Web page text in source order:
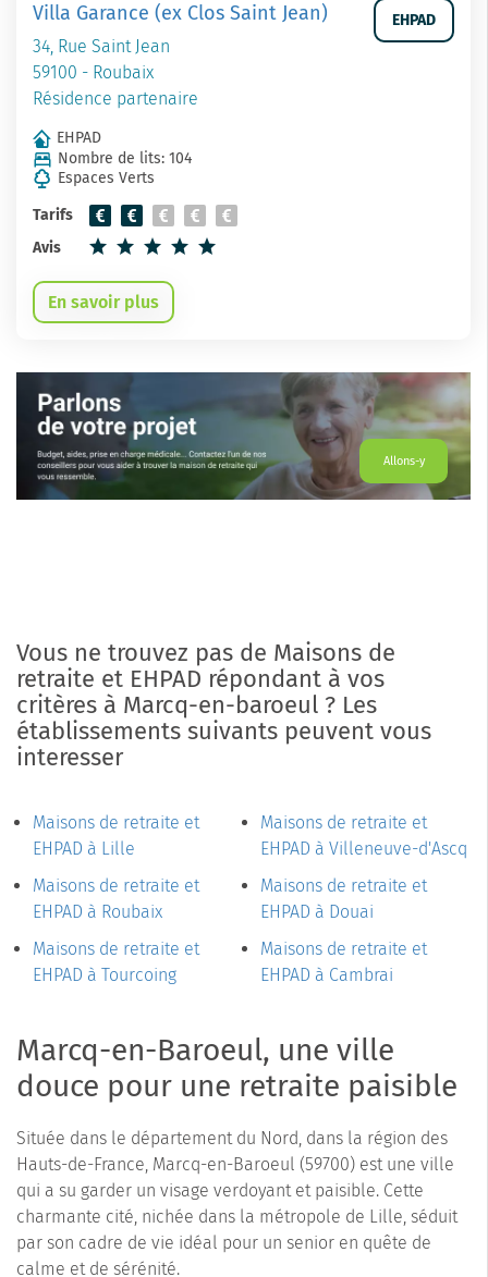
Villa Garance (ex Clos Saint Jean)
34, Rue Saint Jean
59100 - Roubaix
Résidence partenaire
EHPAD
EHPAD
Nombre de lits: 104
Espaces Verts
Tarifs
Avis
En savoir plus
Allons-y
Vous ne trouvez pas de Maisons de
retraite et EHPAD répondant à vos
critères à Marcq-en-baroeul ? Les
établissements suivants peuvent vous
interesser
Maisons de retraite et
EHPAD à Lille
Maisons de retraite et
EHPAD à Roubaix
Maisons de retraite et
EHPAD à Tourcoing
Maisons de retraite et
EHPAD à Villeneuve-d'Ascq
Maisons de retraite et
EHPAD à Douai
Maisons de retraite et
EHPAD à Cambrai
Marcq-en-Baroeul, une ville
douce pour une retraite paisible
Située dans le département du Nord, dans la région des
Hauts-de-France, Marcq-en-Baroeul (59700) est une ville
qui a su garder un visage verdoyant et paisible. Cette
charmante cité, nichée dans la métropole de Lille, séduit
par son cadre de vie idéal pour un senior en quête de
calme et de sérénité.